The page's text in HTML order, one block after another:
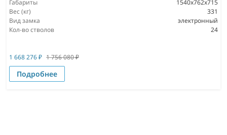
Габариты
1540x762x715
Вес (кг)
331
Вид замка
электронный
Кол-во стволов
24
1 668 276₽ 1 756 080₽
Подробнее